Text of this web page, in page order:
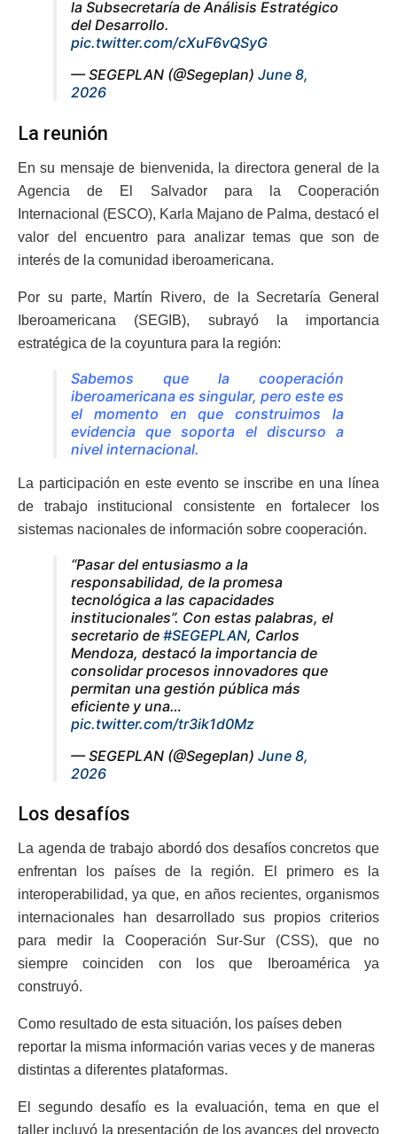
la Subsecretaría de Análisis Estratégico
del Desarrollo.
pic.twitter.com/cXuF6vQSyG
— SEGEPLAN (@Segeplan) June 8,
2026
La reunión
En su mensaje de bienvenida, la directora general de la
Agencia de El Salvador para la Cooperación
Internacional (ESCO), Karla Majano de Palma, destacó el
valor del encuentro para analizar temas que son de
interés de la comunidad iberoamericana.
Por su parte, Martín Rivero, de la Secretaría General
Iberoamericana (SEGIB), subrayó la importancia
estratégica de la coyuntura para la región:
Sabemos que la cooperación
iberoamericana es singular, pero este es
el momento en que construimos la
evidencia que soporta el discurso a
nivel internacional.
La participación en este evento se inscribe en una línea
de trabajo institucional consistente en fortalecer los
sistemas nacionales de información sobre cooperación.
“Pasar del entusiasmo a la
responsabilidad, de la promesa
tecnológica a las capacidades
institucionales”. Con estas palabras, el
secretario de #SEGEPLAN, Carlos
Mendoza, destacó la importancia de
consolidar procesos innovadores que
permitan una gestión pública más
eficiente y una…
pic.twitter.com/tr3ik1d0Mz
— SEGEPLAN (@Segeplan) June 8,
2026
Los desafíos
La agenda de trabajo abordó dos desafíos concretos que
enfrentan los países de la región. El primero es la
interoperabilidad, ya que, en años recientes, organismos
internacionales han desarrollado sus propios criterios
para medir la Cooperación Sur-Sur (CSS), que no
siempre coinciden con los que Iberoamérica ya
construyó.
Como resultado de esta situación, los países deben
reportar la misma información varias veces y de maneras
distintas a diferentes plataformas.
El segundo desafío es la evaluación, tema en que el
taller incluyó la presentación de los avances del proyecto